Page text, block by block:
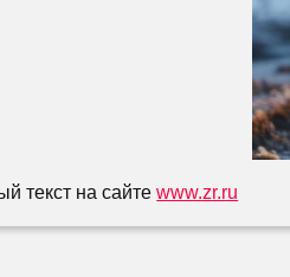
текст на сайтеwww.zr.ru